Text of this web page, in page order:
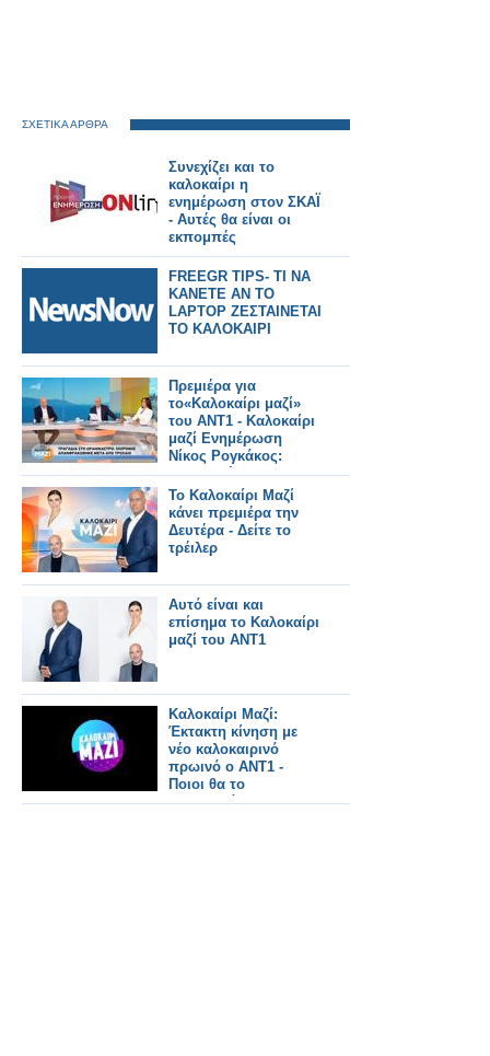
ΣΧΕΤΙΚΑ ΑΡΘΡΑ
Συνεχίζει και το
καλοκαίρι η
ενημέρωση στον ΣΚΑΪ
- Αυτές θα είναι οι
εκπομπές
FREEGR TIPS- ΤΙ ΝΑ
ΚΑΝΕΤΕ ΑΝ ΤΟ
LAPTOP ΖΕΣΤΑΙΝΕΤΑΙ
ΤΟ ΚΑΛΟΚΑΙΡΙ
Πρεμιέρα για
το«Καλοκαίρι μαζί»
του ΑΝΤ1 - Καλοκαίρι
μαζί Ενημέρωση
Νίκος Ρογκάκος:
«Επιλογή του
σταθμού είναι να
προχωρήσει την
ενημέρωση»
Το Καλοκαίρι Μαζί
κάνει πρεμιέρα την
Δευτέρα - Δείτε το
τρέιλερ
Αυτό είναι και
επίσημα το Καλοκαίρι
μαζί του ΑΝΤ1
Καλοκαίρι Μαζί:
Έκτακτη κίνηση με
νέο καλοκαιρινό
πρωινό ο ΑΝΤ1 -
Ποιοι θα το
παρουσιάζουν και τι